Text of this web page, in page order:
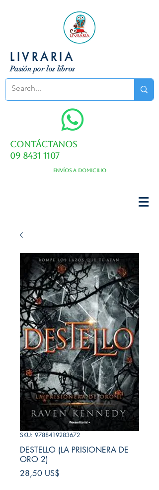
LIVRARIA
Pasión por los libros
Contáctanos
09 8431 1107
Envíos a domicilio
SKU: 9788419283672
DESTELLO (LA PRISIONERA DE
ORO 2)
28,50 US$